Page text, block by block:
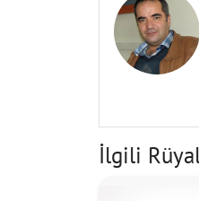
İlgili